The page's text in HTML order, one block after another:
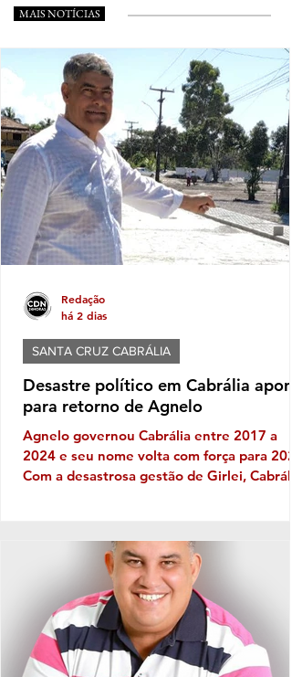
MAIS NOTÍCIAS
Desastre político em Cabrália
para retorno de Agnelo
Agnelo governou Cabrália entre 2017 a
2024 e seu nome volta com força para
Com a desastrosa gestão de Girlei,
desgoverno, baixas de aliados, firulas do
gestor e sucessivos erros administrativos
são os ingredientes do que se tornou a
governança no município de
SantaCruzCabrália, fator que leva os
moradores a refletir, sobretudo em quem e
SANTA CRUZ CABRÁLIA
Redação
há 2 dias